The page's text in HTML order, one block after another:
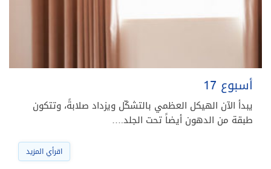
أسبوع 17
يبدأ الآن الهيكل العظمي بالتشكّل ويزداد صلابةً، وتتكون
طبقة من الدهون أيضاً تحت الجلد.…
اقرأي المزيد